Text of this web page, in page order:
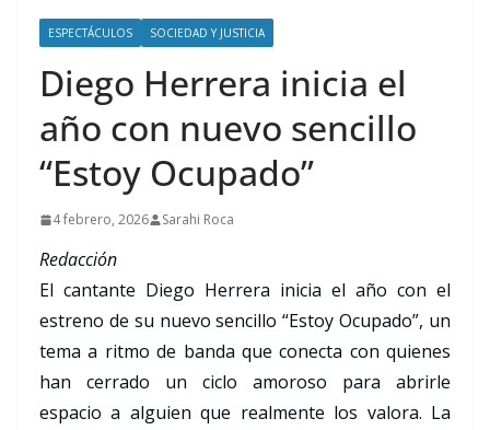
ESPECTÁCULOS SOCIEDAD Y JUSTICIA
Diego Herrera inicia el
año con nuevo sencillo
“Estoy Ocupado”
4 febrero, 2026 Sarahi Roca
Redacción
El cantante Diego Herrera inicia el año con el
estreno de su nuevo sencillo “Estoy Ocupado”, un
tema a ritmo de banda que conecta con quienes
han cerrado un ciclo amoroso para abrirle
espacio a alguien que realmente los valora. La